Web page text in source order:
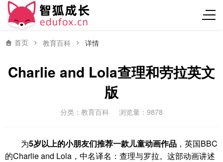
首页 教育百科 详情
Charlie and Lola查理和劳拉英文
版
分类： 教育百科 浏览量：9878
为5岁以上的小朋友们推荐一款儿童动画作品 ，英国BBC
的Charlie and Lola，中名译名：查理与罗拉。这部动画讲述